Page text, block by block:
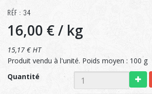
RÉF : 34
16,00 €/ kg
15,17 € HT
Produit vendu à l'unité. Poids moyen : 100 g
Quantité